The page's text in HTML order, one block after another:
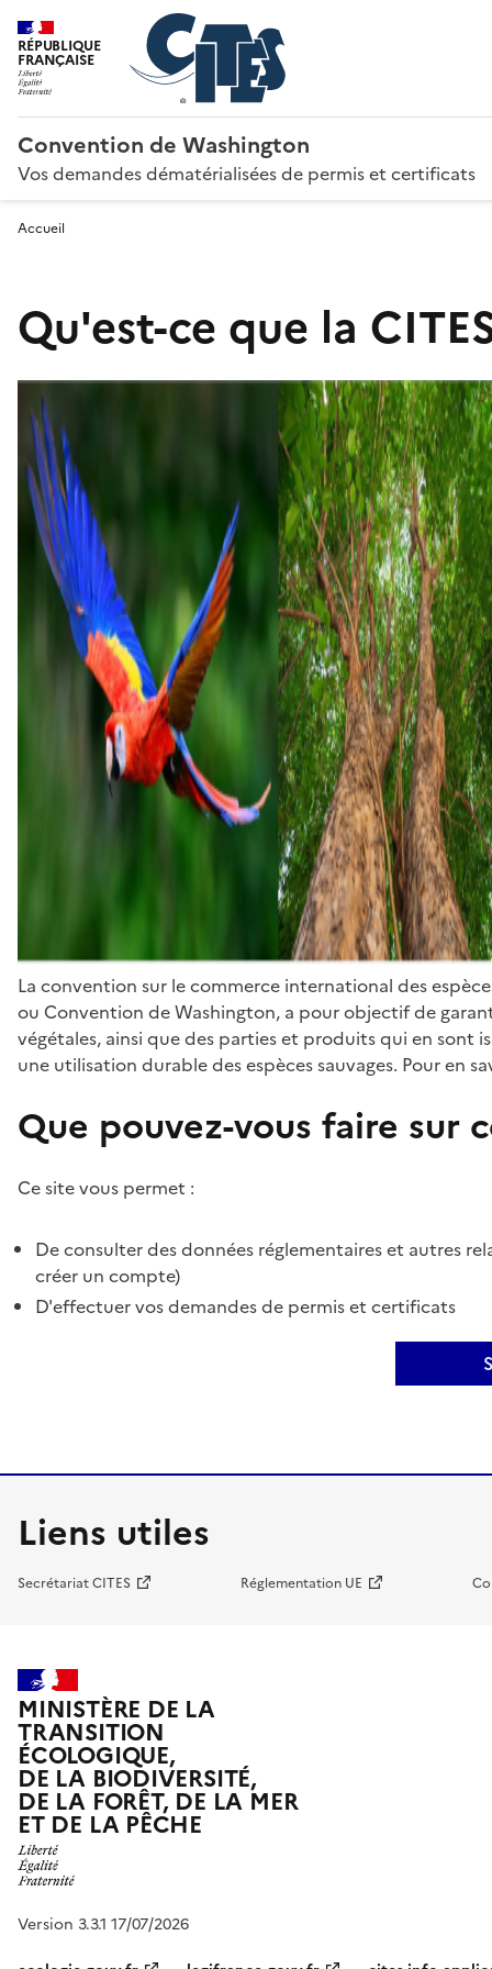
RÉPUBLIQUE
FRANÇAISE
Convention de Washington
Vos demandes dématérialisées de permis et certificats
Accueil
Qu'est-ce que la
La convention sur le commerce international des
ou Convention de Washington, a pour objectif de
végétales, ainsi que des parties et produits qui en sont
une utilisation durable des espèces sauvages. Pour en
Que pouvez-vous faire sur
Ce site vous permet :
De consulter des données réglementaires et autres
créer un compte)
D'effectuer vos demandes de permis et certificats
Liens utiles
Secrétariat CITES Réglementation UE
MINISTÈRE DE LA
TRANSITION
ÉCOLOGIQUE,
DE LA BIODIVERSITÉ,
DE LA FORÊT, DE LA MER
ET DE LA PÊCHE
Version 3.3.1 17/07/2026